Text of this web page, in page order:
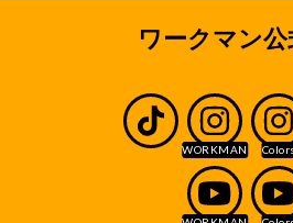
弊社の直営店及びワークマンと
クマンとエリアフランチャイズ
るエリアフランチャイジーの直
含みます。以下、直営店と加盟
舗」といいます。)の採用業務
くは入社後の人事管理に必要な
取り扱いいたします。
ワークマン公